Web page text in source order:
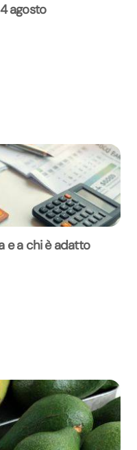
agosto
e a chi è adatto